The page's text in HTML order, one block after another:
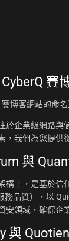
CyberQ 賽
賽博客網站的命
於企業級網路與
，我們為您提供
與
構上，是基於信
務品質），以
安領域，確保企
與